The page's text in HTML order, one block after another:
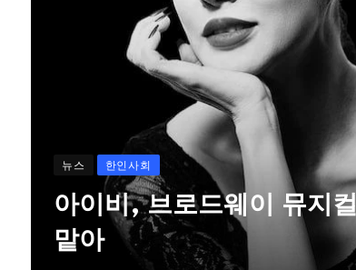
뉴스 한인사회
아이비, 브로드웨이 뮤지
맡아